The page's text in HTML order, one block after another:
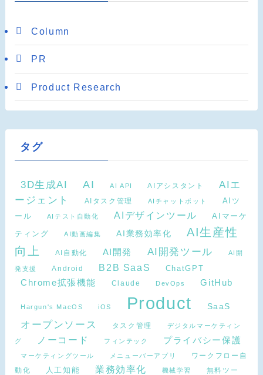
Column
PR
Product Research
タグ
3D生成AI AI AI API AIアシスタント
AIエ
ージェント
AIタスク管理 AIチャットボット
AIツ
ール
AIテスト自動化 AIデザインツール
AIマーケ
ティング
AI動画編集 AI業務効率化
AI生産性
向上
AI自動化 AI開発 AI開発ツール AI開
発支援 Android B2B SaaS ChatGPT
Chrome拡張機能 Claude DevOps GitHub
Hargun's MacOS iOS Product SaaS
オープンソース タスク管理 デジタルマーケティン
グ ノーコード フィンテック プライバシー保護
マーケティングツール メニューバーアプリ
ワークフロー自
動化
人工知能 業務効率化 機械学習
無料ツー